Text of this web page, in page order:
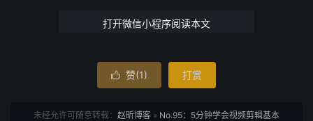
打开微信小程序阅读本文
 赞(1) 打赏
未经允许可随意转载： 赵昕博客 » No.95：5分钟学会视频剪辑基本